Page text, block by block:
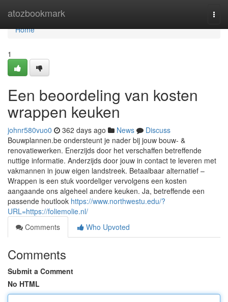
atozbookmark
Home
Home
1
Een beoordeling van kosten
wrappen keuken
johnr580vuo0 362 days ago News
Discuss
Bouwplannen.be ondersteunt je nader bij jouw bouw- &
renovatiewerken. Enerzijds door het verschaffen betreffende
nuttige informatie. Anderzijds door jouw in contact te leveren met
vakmannen in jouw eigen landstreek. Betaalbaar alternatief –
Wrappen is een stuk voordeliger vervolgens een kosten
aangaande ons algeheel andere keuken. Ja, betreffende een
passende houtlook https://www.northwestu.edu/?
URL=https://foliemolie.nl/
Comments
Who Upvoted
Comments
Submit a Comment
No HTML